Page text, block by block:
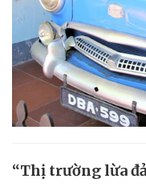
“Thị trường lừa